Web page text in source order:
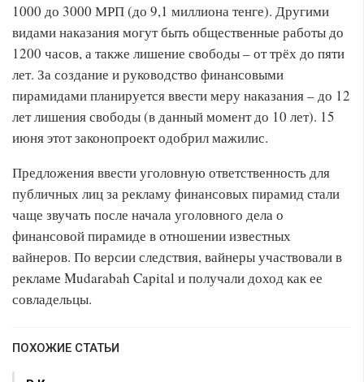
1000 до 3000 МРП (до 9,1 миллиона тенге). Другими
видами наказания могут быть общественные работы до
1200 часов, а также лишение свободы – от трёх до пяти
лет. За создание и руководство финансовыми
пирамидами планируется ввести меру наказания – до 12
лет лишения свободы (в данный момент до 10 лет). 15
июня этот законопроект одобрил мажилис.
Предложения ввести уголовную ответственность для
публичных лиц за рекламу финансовых пирамид стали
чаще звучать после начала уголовного дела о
финансовой пирамиде в отношении известных
вайнеров. По версии следствия, вайнеры участвовали в
рекламе Mudarabah Capital и получали доход как ее
совладельцы.
ПОХОЖИЕ СТАТЬИ